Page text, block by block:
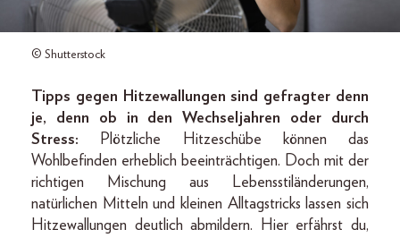
© Shutterstock
Tipps gegen Hitzewallungen sind gefragter denn
je, denn ob in den Wechseljahren oder durch
Stress:
Plötzliche Hitzeschübe können das
Wohlbefinden erheblich beeinträchtigen. Doch mit der
richtigen Mischung aus Lebensstiländerungen,
natürlichen Mitteln und kleinen Alltagstricks lassen sich
Hitzewallungen deutlich abmildern. Hier erfährst du,